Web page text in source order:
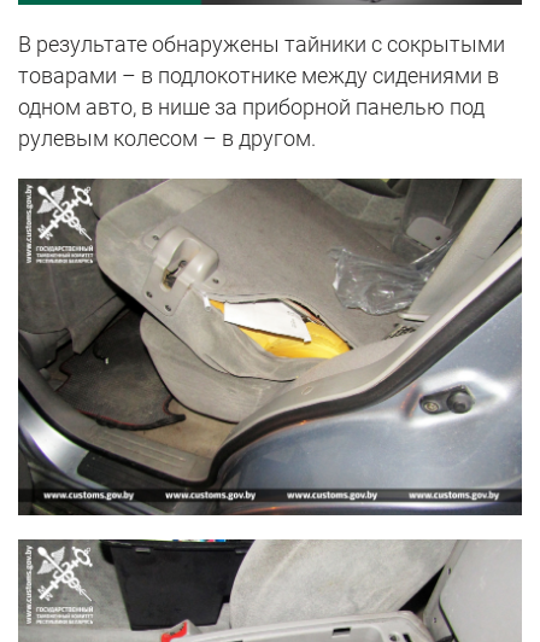
В результате обнаружены тайники с сокрытыми
товарами – в подлокотнике между сидениями в
одном авто, в нише за приборной панелью под
рулевым колесом – в другом.